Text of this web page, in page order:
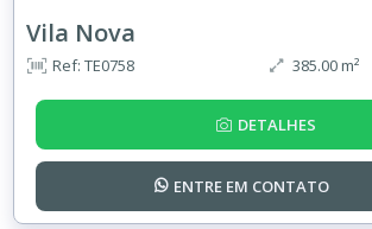
Vila Nova
Ref: TE0758 385.00 m²
DETALHES
ENTRE EM CONTATO